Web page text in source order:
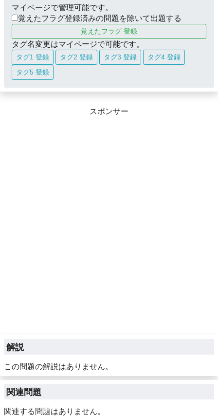
マイページで管理可能です。
覚えたフラグ登録済みの問題を除いて出題する
覚えたフラグ 登録
タグ名変更はマイページで可能です。
タグ1 登録 タグ2 登録 タグ3 登録
タグ4 登録
タグ5 登録
スポンサー
解説
この問題の解説はありません。
関連問題
関連する問題はありません。